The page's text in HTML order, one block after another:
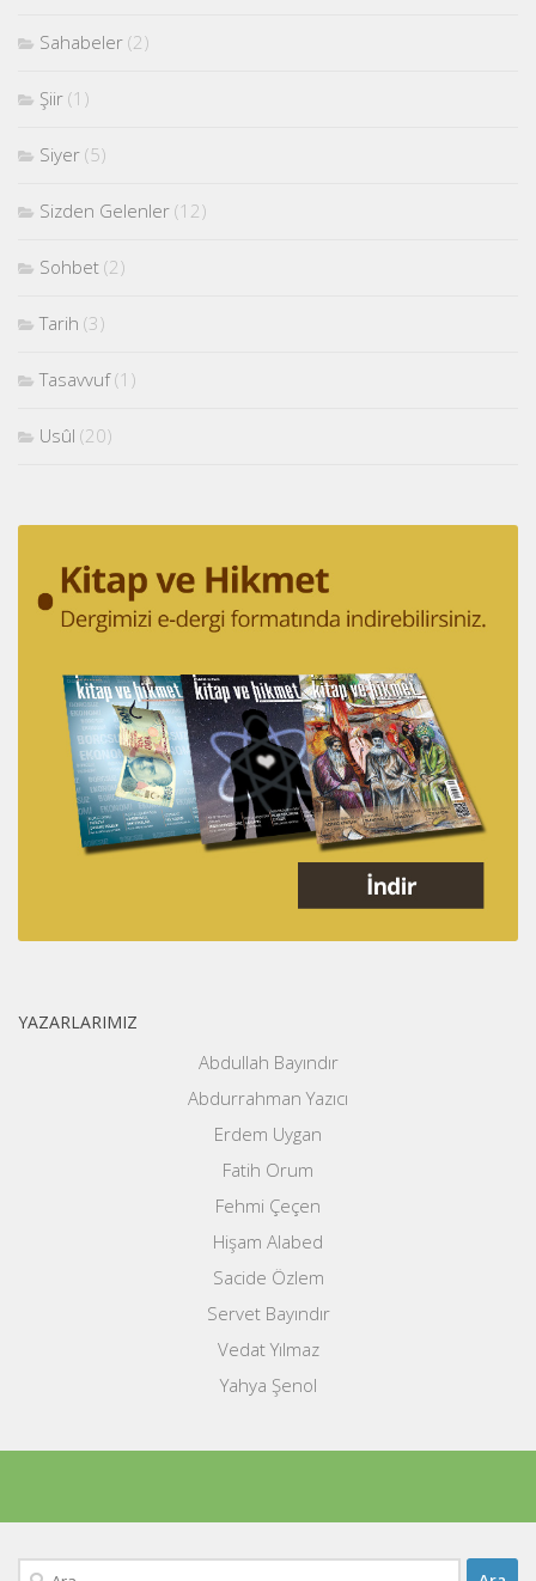
Sahabeler (2)
Şiir (1)
Siyer (5)
Sizden Gelenler (12)
Sohbet (2)
Tarih (3)
Tasavvuf(1)
Usûl (20)
YAZARLARIMIZ
Abdullah Bayındır
Abdurrahman Yazıcı
Erdem Uygan
Fatih Orum
Fehmi Çeçen
Hişam Alabed
Sacide Özlem
Servet Bayındır
Vedat Yılmaz
Yahya Şenol
Arama: